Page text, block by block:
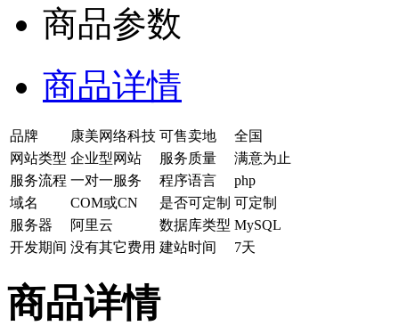
商品参数
商品详情
品牌 康美网络科技 可售卖地
全国
网站类型 企业型网站 服务质量
满意为止
服务流程 一对一服务 程序语言
php
域名
COM或CN 是否可定制 可定制
服务器
阿里云 数据库类型 MySQL
开发期间 没有其它费用 建站时间 7天
商品详情